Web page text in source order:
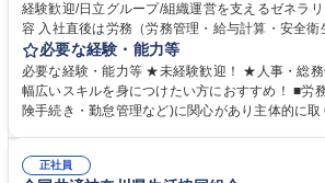
経験歓迎/日立グループ/組織運営を支えるゼネラリスト
容 入社直後は労務（労務管理・給与計算・安全衛
任せいたします。将来は総務・採用・教育業務へ
営を支えるゼネラリストをめざせます。 ・初期業務：労働時間管理、給与
計算、社会保険対応、福利厚生管理、安全衛生、
します。ご経験に応じて、休職者管理など、幅広
幅広く経験を積みたい意欲がある方に最適な環境です。 募集職
必要な経験・能力等
必要な経験・能力等 ★未経験歓迎！ ★人事・総務
幅広いスキルを身につけたい方におすすめ！ ■労務管理(給与計算・社会保
険手続き・勤怠管理など)に関心があり主体的に
のご経験 ■労務管理（給与計算・社会保険手続き
正社員